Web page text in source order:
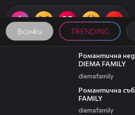
Всички TRENDING
00:20
Романтична
DIEMA FAMILY
diemafamily
Романтична
FAMILY
diemafamily